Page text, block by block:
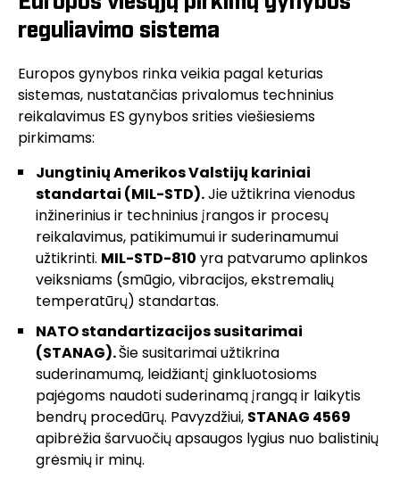
reguliavimo sistema
Europos gynybos rinka veikia pagal keturias
sistemas, nustatančias privalomus techninius
reikalavimus ES gynybos srities viešiesiems
pirkimams:
Jungtinių Amerikos Valstijų kariniai
standartai (MIL-STD).Jie užtikrina vienodus
inžinerinius ir techninius įrangos ir procesų
reikalavimus, patikimumui ir suderinamumui
užtikrinti. MIL-STD-810 yra patvarumo aplinkos
veiksniams (smūgio, vibracijos, ekstremalių
temperatūrų) standartas.
NATO standartizacijos susitarimai
(STANAG).Šie susitarimai užtikrina
suderinamumą, leidžiantį ginkluotosioms
pajėgoms naudoti suderinamą įrangą ir laikytis
bendrų procedūrų. Pavyzdžiui, STANAG 4569
apibrėžia šarvuočių apsaugos lygius nuo balistinių
grėsmių ir minų.